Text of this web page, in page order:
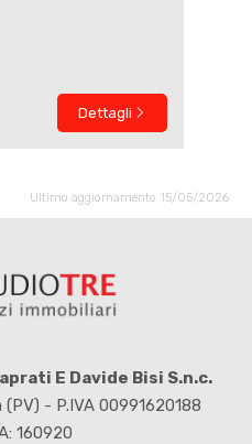
Dettagli
Ultimo aggiornamento 15/05/2026
E Davide Bisi S.n.c.
- P.IVA 00991620188
160920